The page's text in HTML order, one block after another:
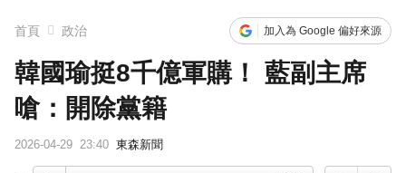
首頁 政治 加入為 Google 偏好來源
韓國瑜挺8千億軍購！ 藍副主席
嗆：開除黨籍
2026-04-29 23:40 東森新聞